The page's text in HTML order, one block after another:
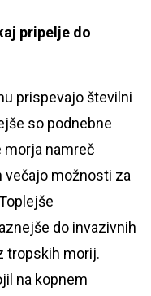
pripelje do
prispevajo številni
so podnebne
morja namreč
možnosti za
do invazivnih
tropskih morij.
na kopnem